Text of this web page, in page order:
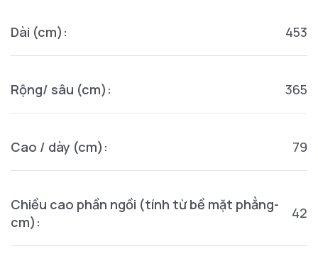
Dài (cm): 453
Rộng/ sâu (cm): 365
Cao / dày (cm): 79
Chiều cao phần ngồi (tính từ bề mặt phẳng-
cm):
42